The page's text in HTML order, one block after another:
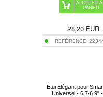
28,20EUR
RÉFÉRENCE:
Étui Élégant pour
Universel - 6.7-6.9"